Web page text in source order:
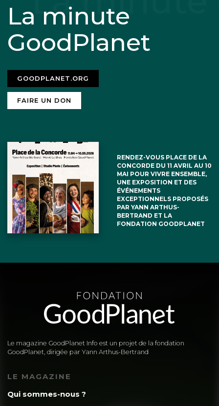
La minute
GoodPlanet
GOODPLANET.ORG
FAIRE UN DON
RENDEZ-VOUS PLACE DE LA
CONCORDE DU 11 AVRIL AU 10
MAI POUR VIVRE ENSEMBLE,
UNE EXPOSITION ET DES
ÉVÉNEMENTS
EXCEPTIONNELS PROPOSÉS
PAR YANN ARTHUS-
BERTRAND ET LA
FONDATION GOODPLANET
Le magazine GoodPlanet Info est un projet de la fondation
GoodPlanet, dirigée par Yann Arthus-Bertrand
LE MAGAZINE
Qui sommes-nous ?